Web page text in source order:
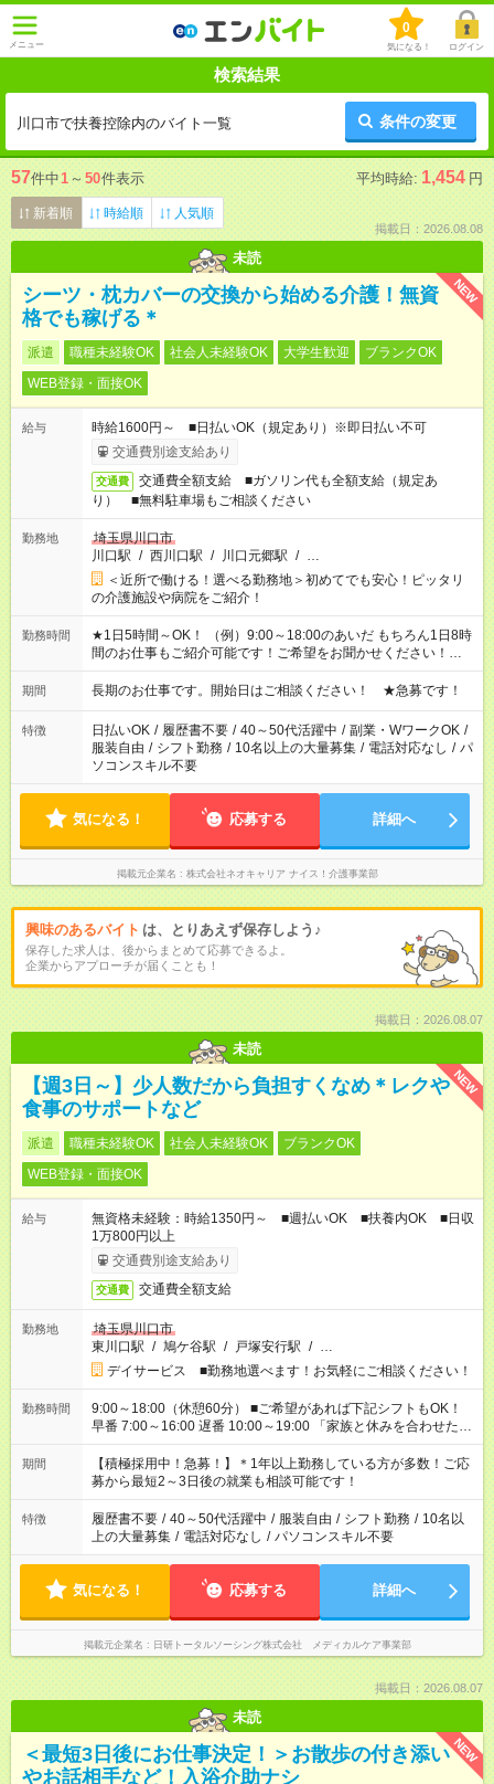
メニュー
0
気になる！ ログイン
検索結果
川口市で扶養控除内のバイト一覧 条件の変更
57件中1 ～ 50件表示 平均時給: 1,454 円
新着順 時給順 人気順
掲載日：2026.08.08
未読
NEW
シーツ・枕カバーの交換から始める介護！無資
格でも稼げる＊
派遣 職種未経験OK 社会人未経験OK 大学生歓迎
ブランクOK
WEB登録・面接OK
給与
時給1600円～ ■日払いOK（規定あり）※即日払い不可
交通費別途支給あり
交通費
交通費全額支給 ■ガソリン代も全額支給（規定あ
り） ■無料駐車場もご相談ください
勤務地
埼玉県川口市
川口駅 / 西川口駅 / 川口元郷駅 / …
＜近所で働ける！選べる勤務地＞初めてでも安心！ピッタリ
の介護施設や病院をご紹介！
勤務時間
★1日5時間～OK！ （例）9:00～18:00のあいだ もちろん1日8時
間のお仕事もご紹介可能です！ご希望をお聞かせください！★家
庭の都合でお休みが必要な場合も遠慮なくご相談ください。 ※
週最低15時間以上の勤務が必要です
期間 長期のお仕事です。開始日はご相談ください！ ★急募です！
特徴 日払いOK / 履歴書不要 / 40～50代活躍中 / 副業・WワークOK /
服装自由 / シフト勤務 / 10名以上の大量募集 / 電話対応なし / パ
ソコンスキル不要
気になる！ 応募する 詳細へ
掲載元企業名 株式会社ネオキャリア ナイス！介護事業部
興味のあるバイト は、とりあえず保存しよう♪
保存した求人は、後からまとめて応募できるよ。
企業からアプローチが届くことも！
掲載日：2026.08.07
未読
NEW
【週3日～】少人数だから負担すくなめ＊レクや
食事のサポートなど
派遣 職種未経験OK 社会人未経験OK
ブランクOK
WEB登録・面接OK
給与
無資格未経験：時給1350円～ ■週払いOK ■扶養内OK ■日収
1万800円以上
交通費別途支給あり
交通費 交通費全額支給
勤務地
埼玉県川口市
東川口駅 / 鳩ケ谷駅 / 戸塚安行駅 / …
デイサービス ■勤務地選べます！お気軽にご相談ください！
勤務時間
9:00～18:00（休憩60分） ■ご希望があれば下記シフトもOK！
早番 7:00～16:00 遅番 10:00～19:00 「家族と休みを合わせた
い」 「余裕を持って夕飯の準備がしたい」 「できれば残業はし
たくない」 など、ご希望を教えてくださいね。 ※Wワーク希望
の方へ 今ご覧のお仕事で希望する勤務時間と、もう1つのお仕事
の勤務時間。 合計で週40時間を超える場合は応募できません。
期間
【積極採用中！急募！】＊1年以上勤務している方が多数！ご応
募から最短2～3日後の就業も相談可能です！
特徴 履歴書不要 / 40～50代活躍中 / 服装自由 / シフト勤務 / 10名以
上の大量募集 / 電話対応なし / パソコンスキル不要
気になる！ 応募する 詳細へ
掲載元企業名 日研トータルソーシング株式会社 メディカルケア事業部
掲載日：2026.08.07
未読
NEW
＜最短3日後にお仕事決定！＞お散歩の付き添い
やお話相手など！入浴介助ナシ